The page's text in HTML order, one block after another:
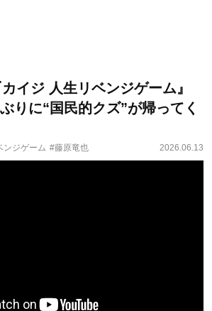
イジ 人生リベンジゲーム』
りに“国民的クズ”が帰ってく
ンジゲーム #藤原竜也 2026.06.13